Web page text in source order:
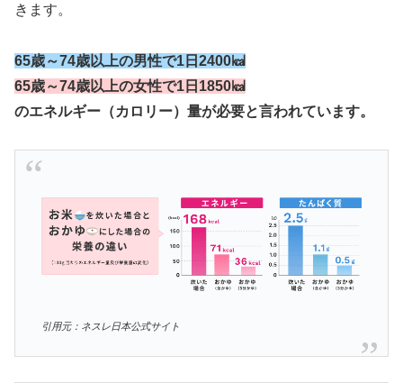
きます。
65歳～74歳以上の男性で1日2400㎉
65歳～74歳以上の女性で1日1850㎉
のエネルギー（カロリー）量が必要と言われています。
引用元：ネスレ日本公式サイト